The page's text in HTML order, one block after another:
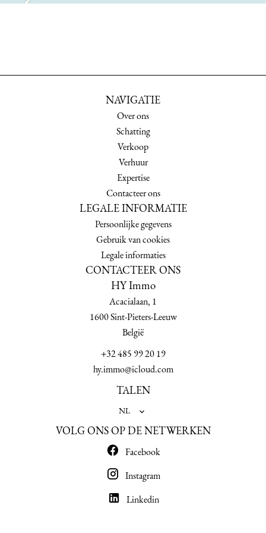
NAVIGATIE
Over ons
Schatting
Verkoop
Verhuur
Expertise
Contacteer ons
LEGALE INFORMATIE
Persoonlijke gegevens
Gebruik van cookies
Legale informaties
CONTACTEER ONS
HY Immo
Acacialaan, 1
1600Sint-Pieters-Leeuw
België
+32 485 99 20 19
hy.immo@icloud.com
TALEN
NL
VOLG ONS OP DE NETWERKEN
Facebook
Instagram
Linkedin